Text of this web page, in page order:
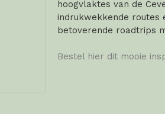
hoogvlaktes van de
indrukwekkende routes
betoverende roadtrips
Bestel hier dit mooie